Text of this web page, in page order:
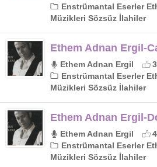
Enstrümantal Eserler
Müzikleri Sözsüz İlahiler
Ethem Adnan Ergil-
Ethem Adnan Ergil 3
Enstrümantal Eserler
Müzikleri Sözsüz İlahiler
Ethem Adnan Ergil-
Ethem Adnan Ergil 4
Enstrümantal Eserler
Müzikleri Sözsüz İlahiler